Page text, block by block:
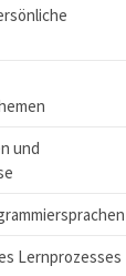
und
Lernprozesses